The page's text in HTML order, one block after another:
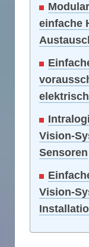
einfache
Vision-
Sensoren
Vision-